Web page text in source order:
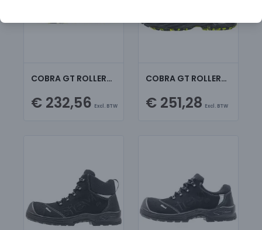
COBRA GT ROLLER+ S3
€ 232,56 Excl. BTW
COBRA GT ROLLERH+ S3
€ 251,28 Excl. BTW